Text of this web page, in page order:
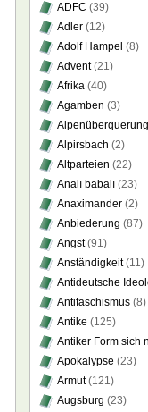
ADFC (39)
Adler (12)
Adolf Hampel (8)
Advent(21)
Afrika (40)
Agamben (3)
Alpenüberquerung
Alpirsbach (2)
Altparteien (22)
Analı babalı (23)
Anaximander (2)
Anbiederung (87)
Angst(91)
Anständigkeit(11)
Antideutsche
Antifaschismus (8)
Antike (125)
Antiker Form sich
Apokalypse (23)
Armut(121)
Augsburg (23)